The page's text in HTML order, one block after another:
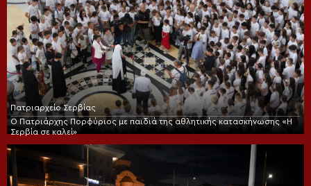
Πατριαρχείο Σερβίας
Ο Πατριάρχης Πορφύριος με παιδιά της αθλητικής κατασκήνωσης «Η
Σερβία σε καλεί»